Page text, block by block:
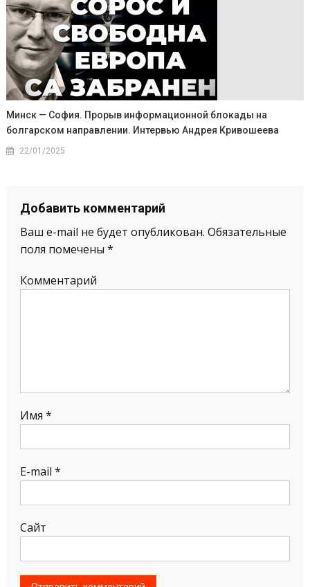
Минск — София. Прорыв информационной блокады на
болгарском направлении. Интервью Андрея Кривошеева
22/01/2025
Добавить комментарий
Ваш e-mail не будет опубликован. Обязательные
поля помечены *
Комментарий
Имя *
E-mail *
Сайт